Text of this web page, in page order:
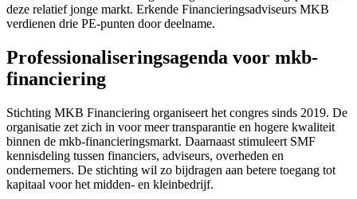
deze relatief jonge markt. Erkende Financieringsadviseurs MKB
verdienen drie PE-punten door deelname.
Professionaliseringsagenda voor mkb-
financiering
Stichting MKB Financiering organiseert het congres sinds 2019. De
organisatie zet zich in voor meer transparantie en hogere kwaliteit
binnen de mkb-financieringsmarkt. Daarnaast stimuleert SMF
kennisdeling tussen financiers, adviseurs, overheden en
ondernemers. De stichting wil zo bijdragen aan betere toegang tot
kapitaal voor het midden- en kleinbedrijf.